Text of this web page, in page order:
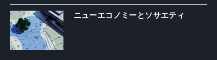
ニューエコノミーとソサエティ